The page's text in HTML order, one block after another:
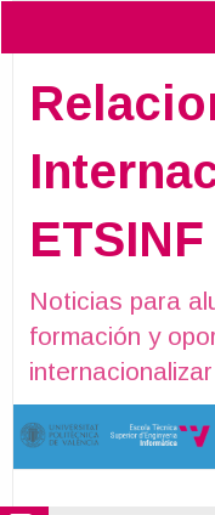
ETSINF
Noticias para
formación y